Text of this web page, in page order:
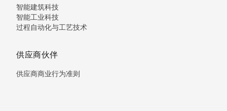
智能建筑科技
智能工业科技
过程自动化与工艺技术
供应商伙伴
供应商商业行为准则